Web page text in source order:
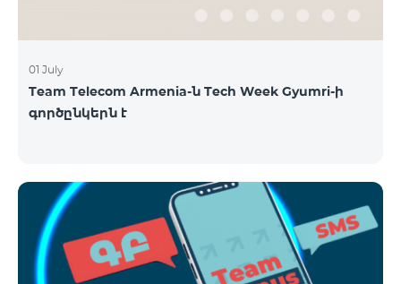
01 July
Team Telecom Armenia-ն Tech Week Gyumri-ի
գործընկերն է